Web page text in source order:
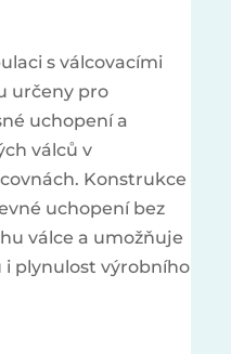
s válcovacími
určeny pro
uchopení a
válců v
Konstrukce
uchopení bez
válce a umožňuje
plynulost výrobního